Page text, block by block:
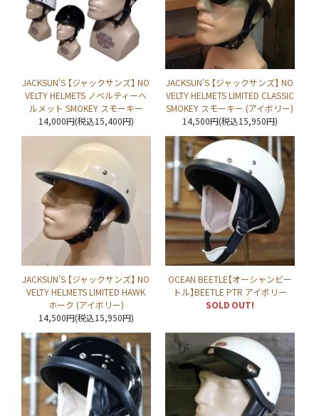
JACKSUN'S 【ジャックサンズ】 NO
VELTY HELMETS ノベルティーヘ
ルメット SMOKEY スモーキー
14,000円(税込15,400円)
JACKSUN'S 【ジャックサンズ】 NO
VELTY HELMETS LIMITED CLASSIC
SMOKEY スモーキー (アイボリー)
14,500円(税込15,950円)
JACKSUN'S 【ジャックサンズ】 NO
VELTY HELMETS LIMITED HAWK
ホーク (アイボリー)
14,500円(税込15,950円)
OCEAN BEETLE【オーシャンビー
トル】BEETLE PTR アイボリー
SOLD OUT!